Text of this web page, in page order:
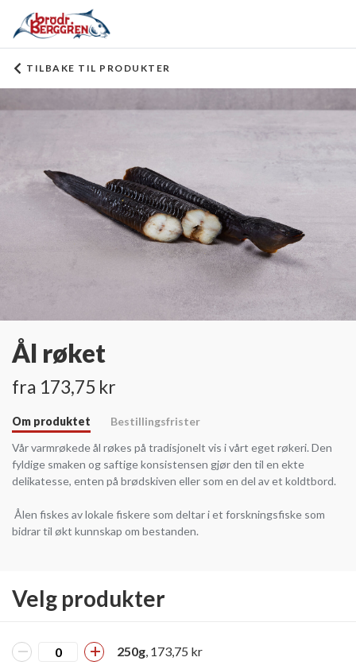
TILBAKE TIL PRODUKTER
Ål røket
fra 173,75 kr
Om produktet
Bestillingsfrister
Vår varmrøkede ål røkes på tradisjonelt vis i vårt eget røkeri. Den
fyldige smaken og saftige konsistensen gjør den til en ekte
delikatesse, enten på brødskiven eller som en del av et koldtbord.
Ålen fiskes av lokale fiskere som deltar i et forskningsfiske som
bidrar til økt kunnskap om bestanden.
Velg produkter
250g , 173,75 kr